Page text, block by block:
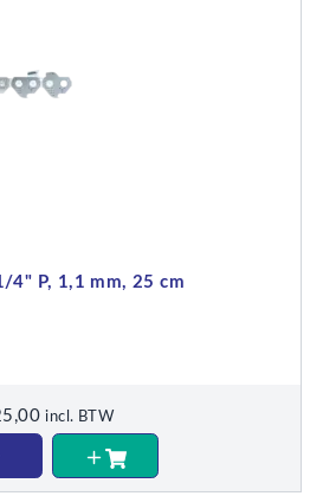
4" P, 1,1 mm, 25 cm
incl. BTW